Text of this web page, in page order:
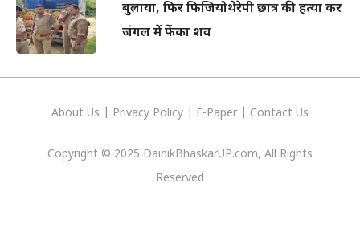
बुलाया, फिर फिजियोथेरेपी छात्र की हत्या कर
जंगल में फेंका शव
About Us Privacy Policy E-Paper Contact Us
Copyright © 2025 DainikBhaskarUP.com, All Rights
Reserved